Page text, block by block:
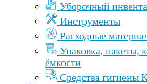
Уборочный
Инструменты
Расходные
Упаковка, пакеты,
ёмкости
Средства гигиены